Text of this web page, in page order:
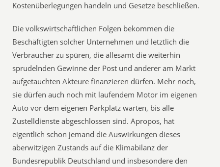
Kostenüberlegungen handeln und Gesetze beschließen.
Die volkswirtschaftlichen Folgen bekommen die
Beschäftigten solcher Unternehmen und letztlich die
Verbraucher zu spüren, die allesamt die weiterhin
sprudelnden Gewinne der Post und anderer am Markt
aufgetauchten Akteure finanzieren dürfen. Mehr noch,
sie dürfen auch noch mit laufendem Motor im eigenen
Auto vor dem eigenen Parkplatz warten, bis alle
Zustelldienste abgeschlossen sind. Apropos, hat
eigentlich schon jemand die Auswirkungen dieses
aberwitzigen Zustands auf die Klimabilanz der
Bundesrepublik Deutschland und insbesondere den